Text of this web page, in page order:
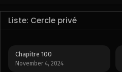
Liste: Cercle privé
Chapitre 100
November 4, 2024